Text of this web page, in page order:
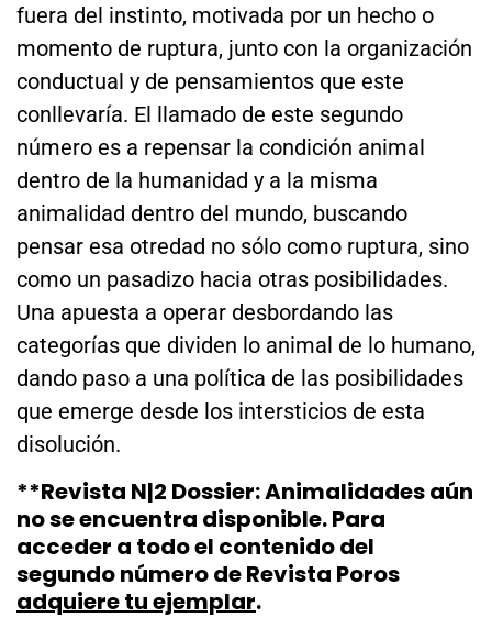
fuera del instinto, motivada por un hecho o
momento de ruptura, junto con la organización
conductual y de pensamientos que este
conllevaría. El llamado de este segundo
número es a repensar la condición animal
dentro de la humanidad y a la misma
animalidad dentro del mundo, buscando
pensar esa otredad no sólo como ruptura, sino
como un pasadizo hacia otras posibilidades.
Una apuesta a operar desbordando las
categorías que dividen lo animal de lo humano,
dando paso a una política de las posibilidades
que emerge desde los intersticios de esta
disolución.
**Revista N|2 Dossier: Animalidades aún
no se encuentra disponible. Para
acceder a todo el contenido del
segundo número de Revista Poros
adquiere tu ejemplar.